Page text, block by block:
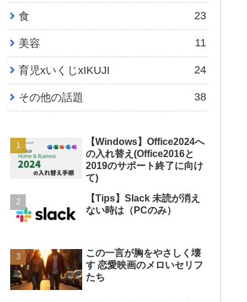
食 23
美容 11
育児xいくじxIKUJI 24
その他の話題 38
【Windows】Office2024へ
の入れ替え(Office2016と
2019のサポート終了に向け
て)
【Tips】Slack 未読が消え
ない時は（PCのみ）
この一言が胸をやさしく壊
す 恋愛映画のメロいセリフ
たち